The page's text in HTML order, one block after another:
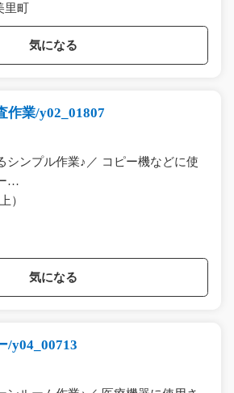
里町
気になる
作業/y02_01807
シンプル作業♪／ コピー機などに使
…
）
気になる
/y04_00713